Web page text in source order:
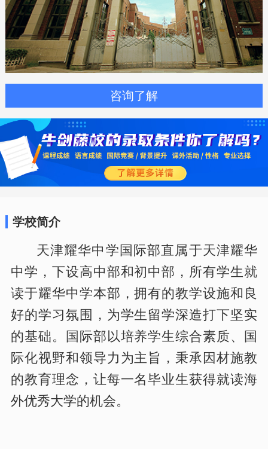
咨询了解
学校简介
天津耀华中学国际部直属于天津耀华
中学，下设高中部和初中部，所有学生就
读于耀华中学本部，拥有的教学设施和良
好的学习氛围，为学生留学深造打下坚实
的基础。国际部以培养学生综合素质、国
际化视野和领导力为主旨，秉承因材施教
的教育理念，让每一名毕业生获得就读海
外优秀大学的机会。